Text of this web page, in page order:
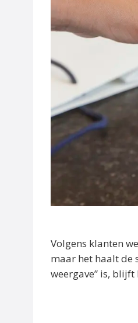
Volgens klanten
maar het haalt de
weergave” is, blijft